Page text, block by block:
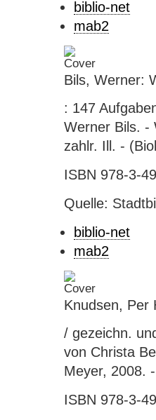
biblio-net
mab2
Bils, Werner:
: 147
Werner Bils. -
zahlr. Ill. -
ISBN 978-3-
Quelle:
biblio-net
mab2
Knudsen, Per
/ gezeichn.
von Christa
Meyer, 2008.
ISBN 978-3-